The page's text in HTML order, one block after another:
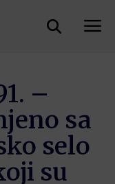
–
sa
selo
su